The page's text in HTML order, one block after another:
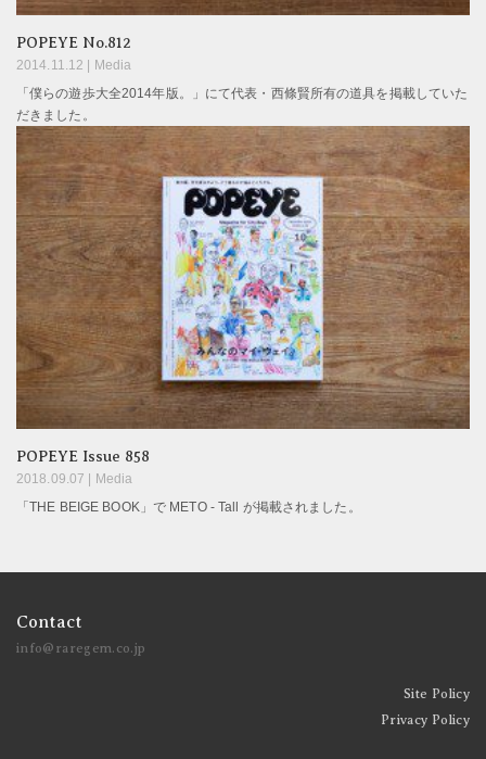
POPEYE No.812
2014.11.12 |
Media
「僕らの遊歩大全2014年版。」にて代表・西條賢所有の道具を掲載していた
だきました。
POPEYE Issue 858
2018.09.07 |
Media
「THE BEIGE BOOK」で METO - Tall が掲載されました。
Contact
info@raregem.co.jp
Site Policy
Privacy Policy